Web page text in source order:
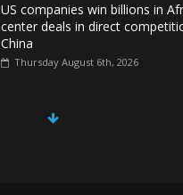
US companies win billions in
center deals in direct
China
Thursday August 6th, 2026
China, Russia, Iran and North